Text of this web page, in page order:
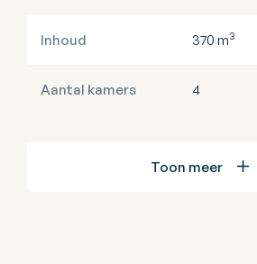
Inhoud 370 m3
Aantal kamers 4
Toon meer